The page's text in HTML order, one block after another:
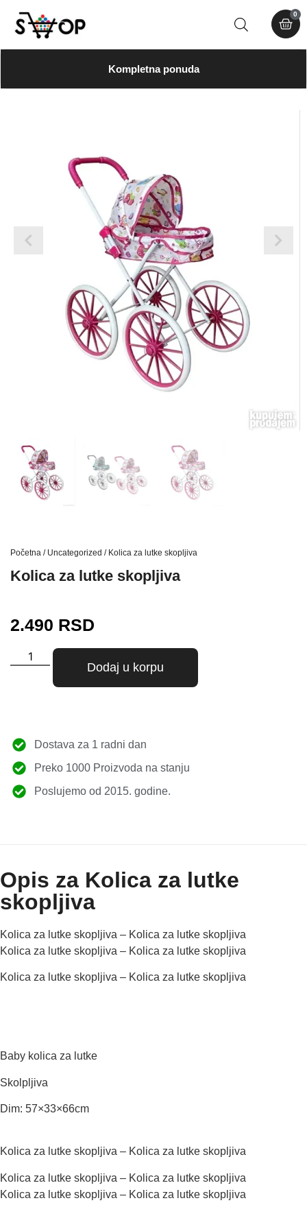
0
Kompletna ponuda
Početna / Uncategorized / Kolica za lutke skopljiva
Kolica za lutke skopljiva
2.490 RSD
Dodaj u korpu
Dostava za 1 radni dan
Preko 1000 Proizvoda na stanju
Poslujemo od 2015. godine.
Opis za Kolica za lutke
skopljiva
Kolica za lutke skopljiva – Kolica za lutke skopljiva
Kolica za lutke skopljiva – Kolica za lutke skopljiva
Kolica za lutke skopljiva – Kolica za lutke skopljiva
Baby kolica za lutke
Skolpljiva
Dim: 57×33×66cm
Kolica za lutke skopljiva – Kolica za lutke skopljiva
Kolica za lutke skopljiva – Kolica za lutke skopljiva
Kolica za lutke skopljiva – Kolica za lutke skopljiva